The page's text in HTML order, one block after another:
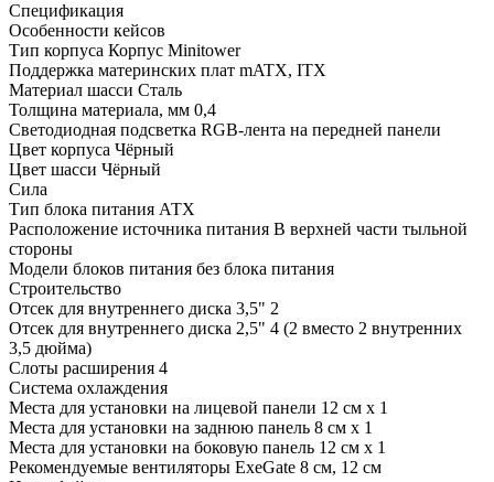
Спецификация
Особенности кейсов
Тип корпуса Корпус Minitower
Поддержка материнских плат mATX, ITX
Материал шасси Сталь
Толщина материала, мм 0,4
Светодиодная подсветка RGB-лента на передней панели
Цвет корпуса Чёрный
Цвет шасси Чёрный
Сила
Тип блока питания АТХ
Расположение источника питания В верхней части тыльной
стороны
Модели блоков питания без блока питания
Строительство
Отсек для внутреннего диска 3,5" 2
Отсек для внутреннего диска 2,5" 4 (2 вместо 2 внутренних
3,5 дюйма)
Слоты расширения 4
Система охлаждения
Места для установки на лицевой панели 12 см x 1
Места для установки на заднюю панель 8 см x 1
Места для установки на боковую панель 12 см x 1
Рекомендуемые вентиляторы ExeGate 8 см, 12 см